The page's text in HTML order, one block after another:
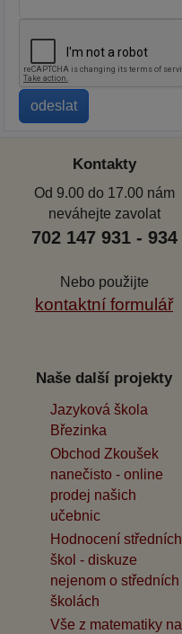
Kontakty
Od 9.00 do 17.00 nám
neváhejte zavolat
702 147 931 - 934
Nebo použijte
kontaktní formulář
Naše další projekty
Jazyková škola
Březinka
Obchod Zkoušek
nanečisto - online
prodej našich
učebnic
Hodnocení středních
škol - diskuze
nejenom o středních
školách
Vše z matematiky na